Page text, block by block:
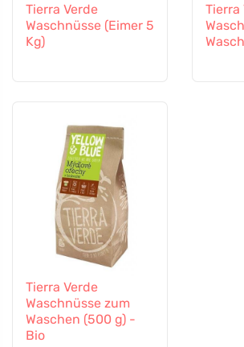
Tierra Verde
Waschnüsse (Eimer 5
Kg)
Tierra
Tierra Verde
Waschnüsse zum
Waschen (500 g) -
Bio